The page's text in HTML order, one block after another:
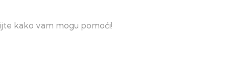
kako vam mogu pomoći!